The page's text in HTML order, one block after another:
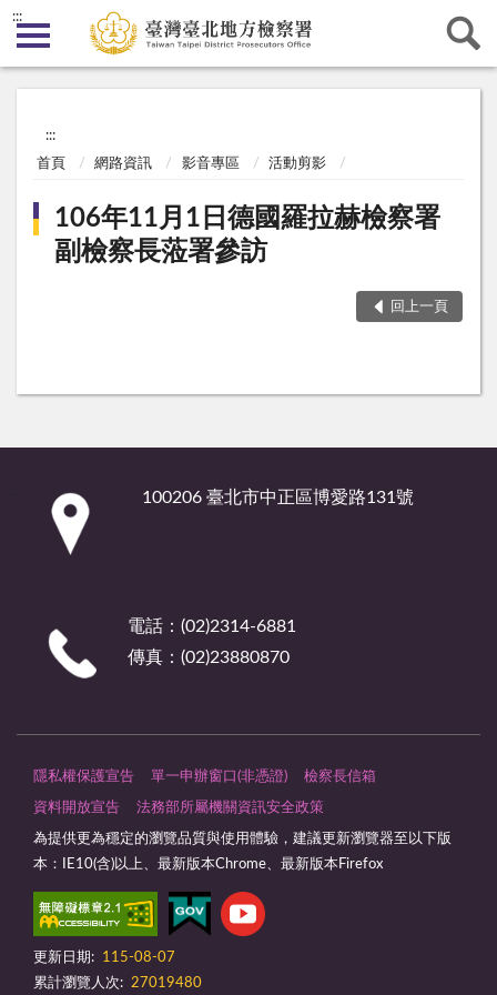
:::
:::
首頁 網路資訊 影音專區 活動剪影
106年11月1日德國羅拉赫檢察署
副檢察長蒞署參訪
回上一頁
100206 臺北市中正區博愛路131號
電話：(02)2314-6881
傳真：(02)23880870
隱私權保護宣告 單一申辦窗口(非憑證) 檢察長信箱
資料開放宣告 法務部所屬機關資訊安全政策
為提供更為穩定的瀏覽品質與使用體驗，建議更新瀏覽器至以下版
本：IE10(含)以上、最新版本Chrome、最新版本Firefox
更新日期:
115-08-07
累計瀏覽人次: 27019480